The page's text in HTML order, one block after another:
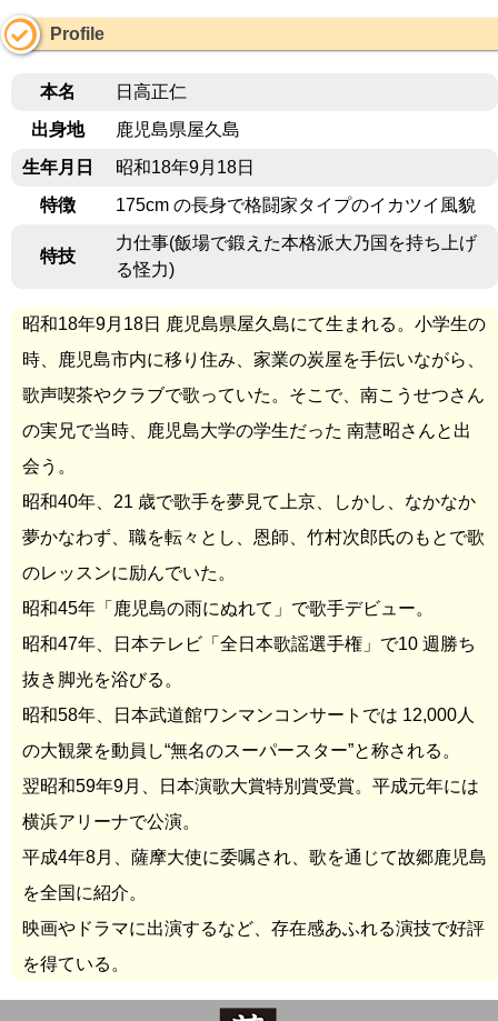
Profile
本名
日高正仁
出身地
鹿児島県屋久島
生年月日
昭和18年9月18日
特徴
175cm の長身で格闘家タイプのイカツイ風貌
特技
力仕事(飯場で鍛えた本格派大乃国を持ち上げ
る怪力)
昭和18年9月18日 鹿児島県屋久島にて生まれる。小学生の
時、鹿児島市内に移り住み、家業の炭屋を手伝いながら、
歌声喫茶やクラブで歌っていた。そこで、南こうせつさん
の実兄で当時、鹿児島大学の学生だった 南慧昭さんと出
会う。
昭和40年、21 歳で歌手を夢見て上京、しかし、なかなか
夢かなわず、職を転々とし、恩師、竹村次郎氏のもとで歌
のレッスンに励んでいた。
昭和45年「鹿児島の雨にぬれて」で歌手デビュー。
昭和47年、日本テレビ「全日本歌謡選手権」で10 週勝ち
抜き脚光を浴びる。
昭和58年、日本武道館ワンマンコンサートでは 12,000人
の大観衆を動員し“無名のスーパースター”と称される。
翌昭和59年9月、日本演歌大賞特別賞受賞。平成元年には
横浜アリーナで公演。
平成4年8月、薩摩大使に委嘱され、歌を通じて故郷鹿児島
を全国に紹介。
映画やドラマに出演するなど、存在感あふれる演技で好評
を得ている。